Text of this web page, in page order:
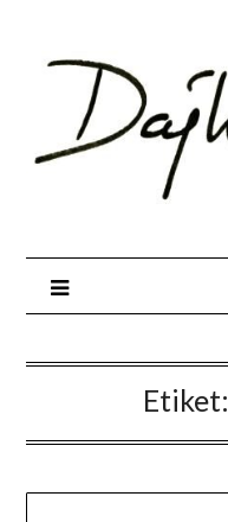
content
Etiket: